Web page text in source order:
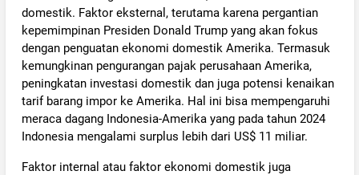
domestik. Faktor eksternal, terutama karena pergantian
kepemimpinan Presiden Donald Trump yang akan fokus
dengan penguatan ekonomi domestik Amerika. Termasuk
kemungkinan pengurangan pajak perusahaan Amerika,
peningkatan investasi domestik dan juga potensi kenaikan
tarif barang impor ke Amerika. Hal ini bisa mempengaruhi
meraca dagang Indonesia-Amerika yang pada tahun 2024
Indonesia mengalami surplus lebih dari US$ 11 miliar.
Faktor internal atau faktor ekonomi domestik juga